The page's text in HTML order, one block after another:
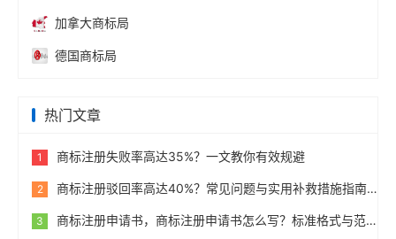
加拿大商标局
德国商标局
热门文章
1 商标注册失败率高达35%？一文教你有效规避
2 商标注册驳回率高达40%？常见问题与实用补救措施指南
3 商标注册申请书，商标注册申请书怎么写？标准格式与范例